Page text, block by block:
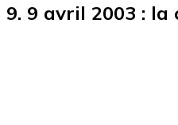
9. 9 avril 2003 : la